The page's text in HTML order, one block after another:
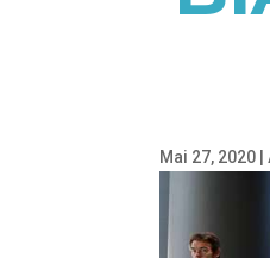
Mai 27, 2020 |